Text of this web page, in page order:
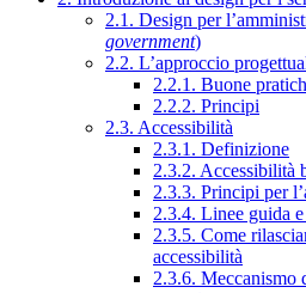
2.1. Design per
government)
2.2. L’approccio
2.2.1. Buone
2.2.2. Principi
2.3. Accessibilità
2.3.1. Definizione
2.3.2. Accessibilità
2.3.3. Principi per
2.3.4. Linee guida
2.3.5. Come
accessibilità
2.3.6. Meccanismo